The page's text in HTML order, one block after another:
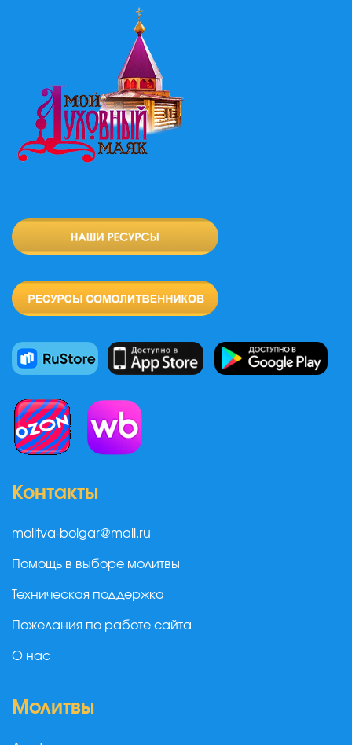
Контакты
molitva-bolgar@mail.ru
Помощь в выборе молитвы
Техническая поддержка
Пожелания по работе сайта
О нас
Молитвы